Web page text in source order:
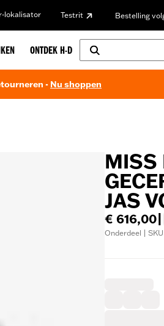
lokalisator Testrit Bestelling
ONTDEK H-D
- Nu shoppen
MISS
JAS
€ 616,00
Onderdeel |